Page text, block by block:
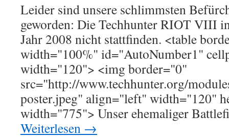
Leider sind unsere schlimmsten
geworden: Die Techhunter RIOT VIII
Jahr 2008 nicht stattfinden. <table
width="100%" id="AutoNumber1"
width="120"> <img border="0"
src="http://www.techhunter.org/
poster.jpeg" align="left" width="120"
width="775"> Unser ehemaliger
Weiterlesen →